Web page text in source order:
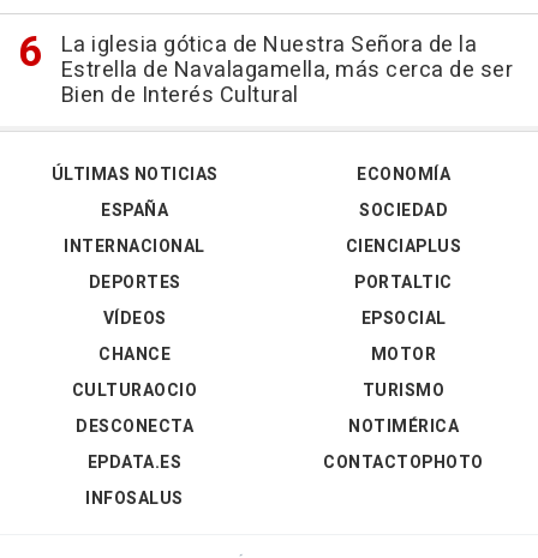
La iglesia gótica de Nuestra Señora de la
Estrella de Navalagamella, más cerca de ser
Bien de Interés Cultural
ÚLTIMAS NOTICIAS
ESPAÑA
INTERNACIONAL
DEPORTES
VÍDEOS
ECONOMÍA
SOCIEDAD
CIENCIAPLUS
PORTALTIC
EPSOCIAL
CHANCE
CULTURAOCIO
DESCONECTA
EPDATA.ES
INFOSALUS
MOTOR
TURISMO
NOTIMÉRICA
CONTACTOPHOTO